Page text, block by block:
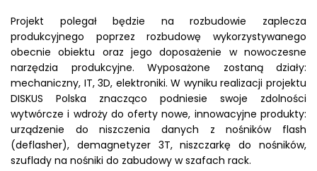
Projekt polegał będzie na rozbudowie zaplecza
produkcyjnego poprzez rozbudowę wykorzystywanego
obecnie obiektu oraz jego doposażenie w nowoczesne
narzędzia produkcyjne. Wyposażone zostaną działy:
mechaniczny, IT, 3D, elektroniki. W wyniku realizacji projektu
DISKUS Polska znacząco podniesie swoje zdolności
wytwórcze i wdroży do oferty nowe, innowacyjne produkty:
urządzenie do niszczenia danych z nośników flash
(deflasher), demagnetyzer 3T, niszczarkę do nośników,
szuflady na nośniki do zabudowy w szafach rack.